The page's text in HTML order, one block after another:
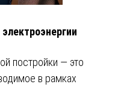
постройки — это
в рамках